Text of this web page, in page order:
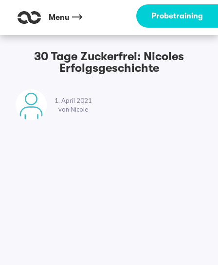
Menu Probetraining
30 Tage Zuckerfrei: Nicoles
Erfolgsgeschichte
1. April 2021
von Nicole